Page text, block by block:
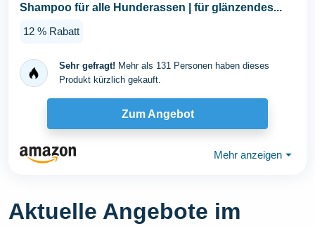
Shampoo für alle Hunderassen | für glänzendes...
12 % Rabatt
Sehr gefragt! Mehr als 131 Personen haben dieses
Produkt kürzlich gekauft.
Zum Angebot
Mehr anzeigen ⏷
Aktuelle Angebote im